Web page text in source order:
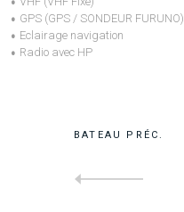
GPS (GPS / SONDEUR FURUNO)
Eclairage navigation
Radio avec HP
BATEAU PRÉC.